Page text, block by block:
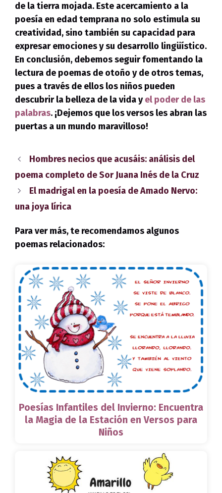
de la tierra mojada. Este acercamiento a la
poesía en edad temprana no solo estimula su
creatividad, sino también su capacidad para
expresar emociones y su desarrollo lingüístico.
En conclusión, debemos seguir fomentando la
lectura de poemas de otoño y de otros temas,
pues a través de ellos los niños pueden
descubrir la belleza de la vida yel poder de las
palabras. ¡Dejemos que los versos les abran las
puertas a un mundo maravilloso!
Hombres necios que acusáis: análisis del
poema completo de Sor Juana Inés de la Cruz
El madrigal en la poesía de Amado Nervo:
una joya lírica
Para ver más, te recomendamos algunos
poemas relacionados:
Poesías Infantiles del Invierno: Encuentra
la Magia de la Estación en Versos para
Niños